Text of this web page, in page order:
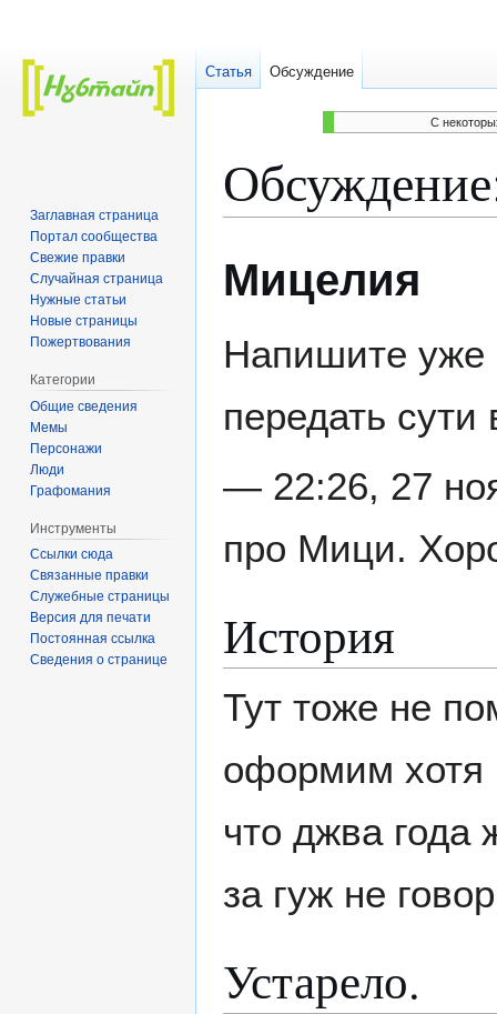
C
Обсуждение
навигации
поиску
Мицелия
Напишите уже
передать
— 22:26, 27
про Мици.
История
Тут тоже не
оформим хотя
что джва года
за гуж не
Устарело.
Статья Обсуждение
Заглавная страница
Портал сообщества
Свежие правки
Случайная страница
Нужные статьи
Новые страницы
Пожертвования
Категории
Общие сведения
Мемы
Персонажи
Люди
Графомания
Инструменты
Ссылки сюда
Связанные правки
Служебные страницы
Версия для печати
Постоянная ссылка
Сведения о странице